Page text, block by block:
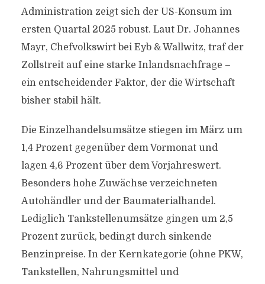
Administration zeigt sich der US-Konsum im
ersten Quartal 2025 robust. Laut Dr. Johannes
Mayr, Chefvolkswirt bei Eyb & Wallwitz, traf der
Zollstreit auf eine starke Inlandsnachfrage –
ein entscheidender Faktor, der die Wirtschaft
bisher stabil hält.
Die Einzelhandelsumsätze stiegen im März um
1,4 Prozent gegenüber dem Vormonat und
lagen 4,6 Prozent über dem Vorjahreswert.
Besonders hohe Zuwächse verzeichneten
Autohändler und der Baumaterialhandel.
Lediglich Tankstellenumsätze gingen um 2,5
Prozent zurück, bedingt durch sinkende
Benzinpreise. In der Kernkategorie (ohne PKW,
Tankstellen, Nahrungsmittel und